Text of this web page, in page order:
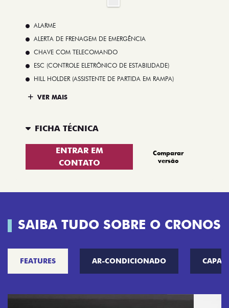
ALERTA DE FRENAGEM DE EMERGÊNCIA
CHAVE COM TELECOMANDO
ESC (CONTROLE ELETRÔNICO DE ESTABILIDADE)
HILL HOLDER (ASSISTENTE DE PARTIDA EM RAMPA)
VER MAIS
CONTATO
FEATURES AR-CONDICIONADO